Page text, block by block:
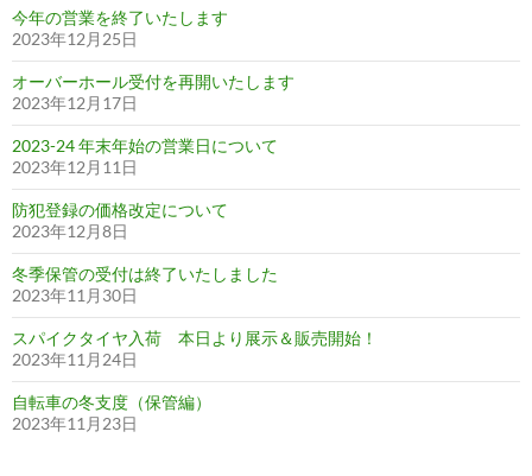
今年の営業を終了いたします
2023年12月25日
オーバーホール受付を再開いたします
2023年12月17日
2023-24 年末年始の営業日について
2023年12月11日
防犯登録の価格改定について
2023年12月8日
冬季保管の受付は終了いたしました
2023年11月30日
スパイクタイヤ入荷 本日より展示＆販売開始！
2023年11月24日
自転車の冬支度（保管編）
2023年11月23日